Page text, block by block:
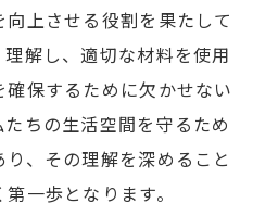
上させる役割を果たして
解し、適切な材料を使用
保するために欠かせない
ちの生活空間を守るため
、その理解を深めること
一歩となります。